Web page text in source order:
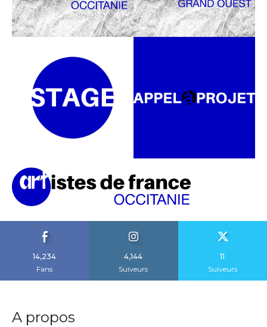
14,234
Fans
4,144
Suiveurs
11
Suiveurs
A propos